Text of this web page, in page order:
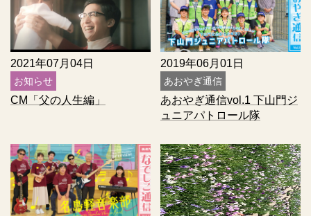
2021年07月04日
お知らせ
CM「父の人生編」
2019年06月01日
あおやぎ通信
あおやぎ通信vol.1 下山門ジ
ュニアパトロール隊